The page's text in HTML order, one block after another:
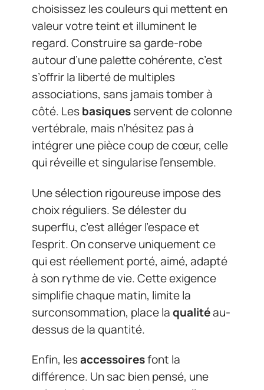
choisissez les couleurs qui mettent en
valeur votre teint et illuminent le
regard. Construire sa garde-robe
autour d’une palette cohérente, c’est
s’offrir la liberté de multiples
associations, sans jamais tomber à
côté. Lesbasiquesservent de colonne
vertébrale, mais n’hésitez pas à
intégrer une pièce coup de cœur, celle
qui réveille et singularise l’ensemble.
Une sélection rigoureuse impose des
choix réguliers. Se délester du
superflu, c’est alléger l’espace et
l’esprit. On conserve uniquement ce
qui est réellement porté, aimé, adapté
à son rythme de vie. Cette exigence
simplifie chaque matin, limite la
surconsommation, place laqualitéau-
dessus de la quantité.
Enfin, lesaccessoiresfont la
différence. Un sac bien pensé, une